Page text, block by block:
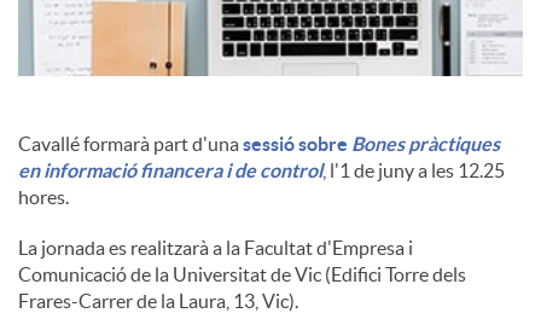
Cavallé formarà part d'unasessió sobre Bones pràctiques
en informació financera i de control, l'1 de juny a les 12.25
hores.
La jornada es realitzarà a la Facultat d'Empresa i
Comunicació de la Universitat de Vic (Edifici Torre dels
Frares-Carrer de la Laura, 13, Vic).